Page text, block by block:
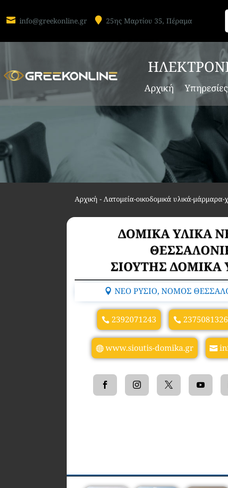
 info@greekonline.gr  25ης Μαρτίου 35, Πέραμα
Αρχική Υπηρεσίες
Αρχική - Λατομεία-οικοδομικά υλικά-
ΔΟΜΙΚΑ ΥΛΙΚΑ
ΣΙΟΥΤΗΣ ΔΟΜΙΚΑ
ΝΕΟ ΡΥΣΙΟ, ΝΟΜΟΣ
2392071243 2375081326
www.sioutis-domika.gr